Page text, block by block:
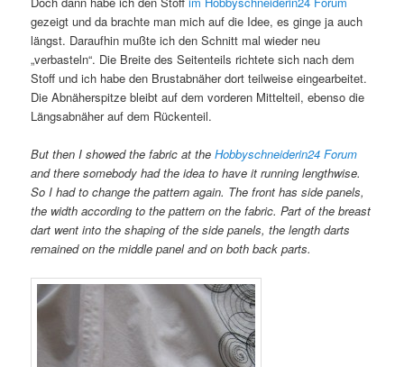
gezeigt und da brachte man mich auf die Idee, es ginge ja auch
längst. Daraufhin mußte ich den Schnitt mal wieder neu
„verbasteln“. Die Breite des Seitenteils richtete sich nach dem
Stoff und ich habe den Brustabnäher dort teilweise eingearbeitet.
Die Abnäherspitze bleibt auf dem vorderen Mittelteil, ebenso die
Längsabnäher auf dem Rückenteil.
But then I showed the fabric at theHobbyschneiderin24 Forum
and there somebody had the idea to have it running lengthwise.
So I had to change the pattern again. The front has side panels,
the width according to the pattern on the fabric. Part of the breast
dart went into the shaping of the side panels, the length darts
remained on the middle panel and on both back parts.